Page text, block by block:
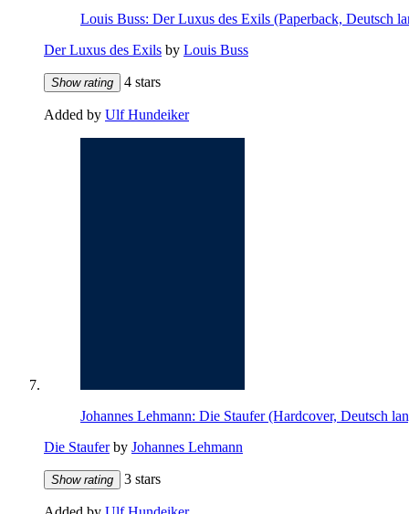
Louis Buss: Der Luxus des Exils (Paperback, Deutsch
Der Luxus des Exils by Louis Buss
Show rating 4 stars
Added by Ulf Hundeiker
Johannes Lehmann: Die Staufer (Hardcover, Deutsch
Die Stauferby Johannes Lehmann
Show rating 3 stars